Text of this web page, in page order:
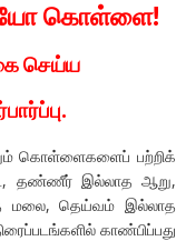
கொள்ளை!
செய்ய
கொள்ளைகளைப் பற்றிக்
தண்ணீர் இல்லாத ஆறு,
மலை, தெய்வம் இல்லாத
காண்பிப்பது